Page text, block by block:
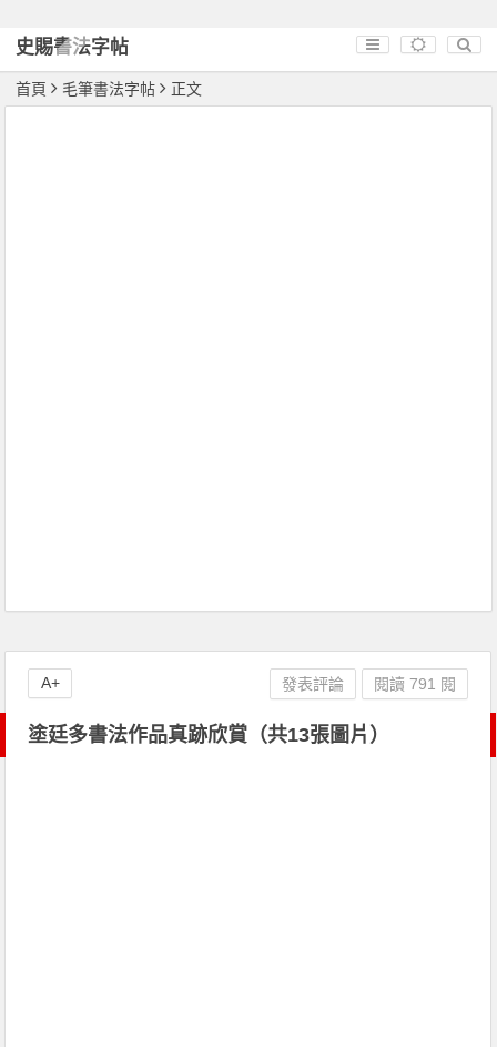
史賜書法字帖
首頁 毛筆書法字帖 正文
塗廷多書法作品真跡欣賞（共13張圖片）
發表評論 閱讀 791 閱
A+